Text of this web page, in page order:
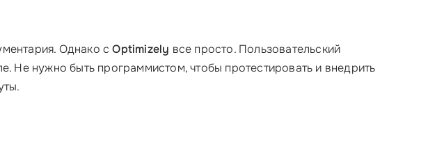
Однако сOptimizely все просто. Пользовательский
Не нужно быть программистом, чтобы протестировать и внедрить